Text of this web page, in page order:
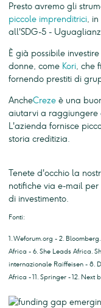
Presto avremo gli
piccole imprenditrici,
all'SDG-5 -
È già possibile
donne, come Kori, che
fornendo prestiti di
AncheCreze è una
aiutarvi a raggiungere
L'azienda fornisce
storia creditizia.
Tenete d'occhio la
notifiche via e-mail
di investimento.
Fonti:
1. Weforum.org - 2.
Africa - 6. She Leads Africa.
internazionale Raiffeisen - 8.
Africa - 11. Springer - 12. Next